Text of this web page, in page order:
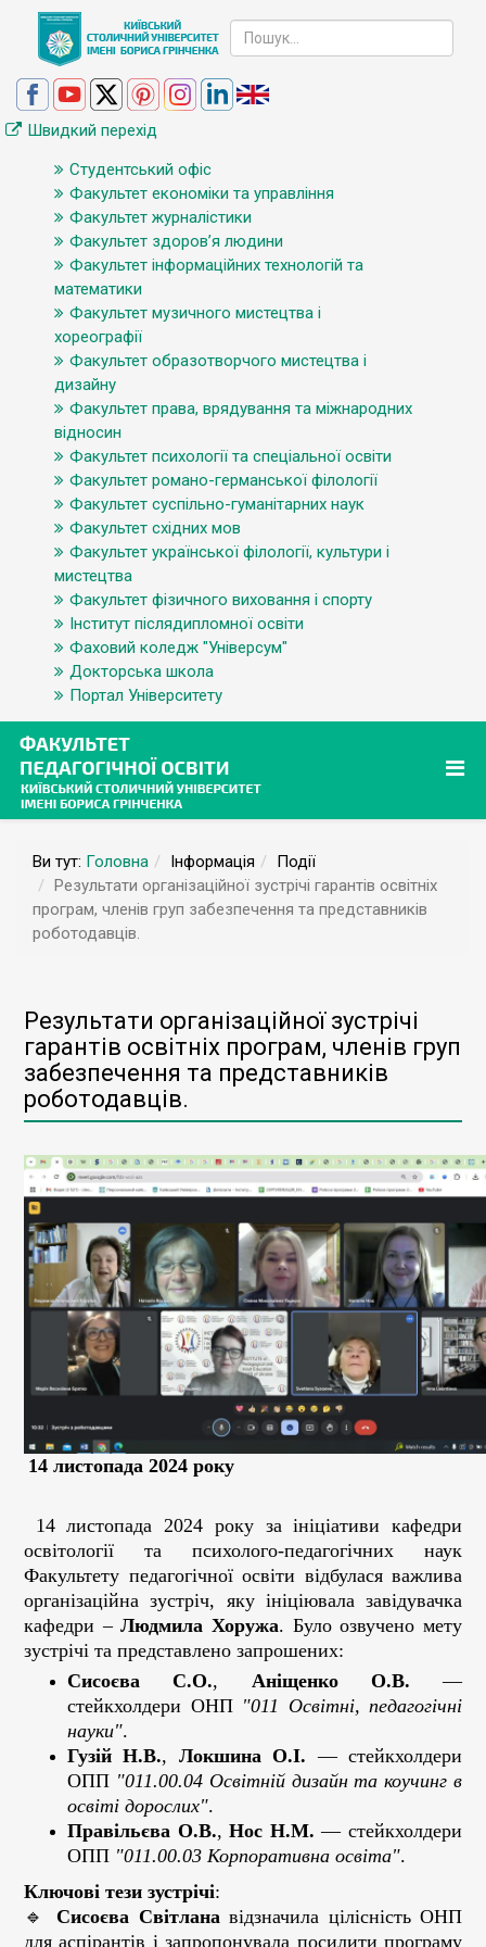
Швидкий перехід
Студентський офіс
Факультет економіки та управління
Факультет журналістики
Факультет здоров’я людини
Факультет інформаційних технологій та
математики
Факультет музичного мистецтва і
хореографії
Факультет образотворчого мистецтва і
дизайну
Факультет права, врядування та міжнародних
відносин
Факультет психології та спеціальної освіти
Факультет романо-германської філології
Факультет суспільно-гуманітарних наук
Факультет східних мов
Факультет української філології, культури і
мистецтва
Факультет фізичного виховання і спорту
Інститут післядипломної освіти
Фаховий коледж "Універсум"
Докторська школа
Портал Університету
Ви тут: Головна Інформація
Події
Результати організаційної зустрічі гарантів освітніх
програм, членів груп забезпечення та представників
роботодавців.
Результати організаційної зустрічі
гарантів освітніх програм, членів груп
забезпечення та представників
роботодавців.
14 листопада 2024 року
14 листопада 2024 року за ініціативи кафедри
освітології та психолого-педагогічних наук
Факультету педагогічної освіти відбулася важлива
організаційна зустріч, яку ініціювала завідувачка
кафедри –Людмила Хоружа. Було озвучено мету
зустрічі та представлено запрошених:
Сисоєва С.О., Аніщенко О.В. —
стейкхолдери ОНП "011 Освітні, педагогічні
науки".
Гузій Н.В., Локшина О.І. — стейкхолдери
ОПП "011.00.04 Освітній дизайн та коучинг в
освіті дорослих".
Правільєва О.В.,Нос Н.М. — стейкхолдери
ОПП "011.00.03 Корпоративна освіта".
Ключові тези зустрічі:
🔹 Сисоєва Світланавідзначила цілісність ОНП
для аспірантів і запропонувала посилити програму